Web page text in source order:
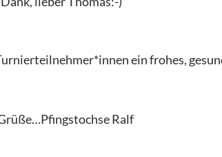
ein frohes,
Ralf